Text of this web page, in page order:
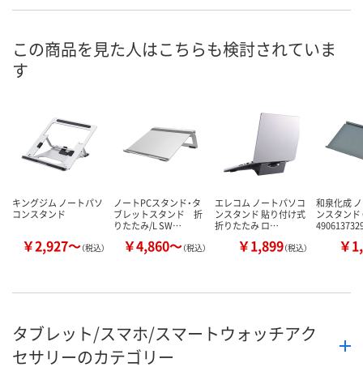
この商品を見た人はこちらも検討されていま
す
キングジム ノートパソ
コンスタンド
￥2,927～（税込）
ノートPCスタンド・タ
ブレットスタンド 折
りたたみ/L SW…
￥4,860～（税込）
エレコム ノートパソコ
ンスタンド 貼り付け式
折りたたみ ロ…
￥1,899（税込）
和泉化成
ンスタンド
￥
タブレット/スマホ/スマートウォッチアク
セサリーのカテゴリー